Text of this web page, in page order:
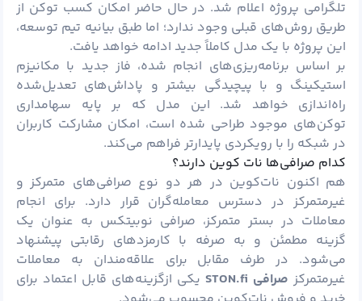
تلگرامی پروژه اعلام شد. در حال حاضر امکان کسب توکن از
طریق روش‌های قبلی وجود ندارد؛ اما طبق بیانیه تیم توسعه،
این پروژه با یک مدل کاملاً جدید ادامه خواهد یافت.
بر اساس برنامه‌ریزی‌های انجام شده، فاز جدید با مکانیزم
استیکینگ و با پیچیدگی بیشتر و پاداش‌های تعدیل‌شده
راه‌اندازی خواهد شد. این مدل که بر پایه سهامداری
توکن‌های موجود طراحی شده است، امکان مشارکت کاربران
در شبکه را با رویکردی پایدارتر فراهم می‌کند.
کدام صرافی‌ها نات کوین دارند؟
هم اکنون نات‌کوین در هر دو نوع صرافی‌های متمرکز و
غیرمتمرکز در دسترس معامله‌گران قرار دارد. برای انجام
معاملات در بستر متمرکز، صرافی نوبیتکس به عنوان یک
گزینه مطمئن و به صرفه با کارمزدهای رقابتی پیشنهاد
می‌شود. در طرف مقابل برای علاقه‌مندان به معاملات
غیرمتمرکز صرافی STON.fi یکی ازگزینه‌های قابل اعتماد برای